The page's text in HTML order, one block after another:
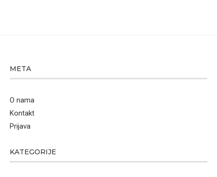
META
O nama
Kontakt
Prijava
KATEGORIJE